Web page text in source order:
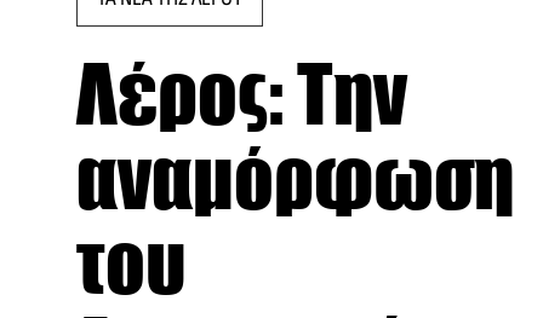
Λέρος: Την
αναμόρφωση
του